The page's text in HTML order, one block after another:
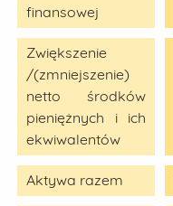
finansowej
Zwiększenie
/(zmniejszenie)
netto środków
pieniężnych i ich
ekwiwalentów
Aktywa razem